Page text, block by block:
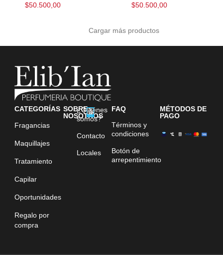
$50.500,00 $50.500,00
Cargar más productos
CATEGORÍAS
Fragancias
Maquillajes
Tratamiento
Capilar
Oportunidades
Regalo por
compra
SOBRE
NOSOTROS
¿Quiénes
somos?
Contacto
Locales
FAQ
Términos y
condiciones
Botón de
arrepentimiento
MÉTODOS DE
PAGO